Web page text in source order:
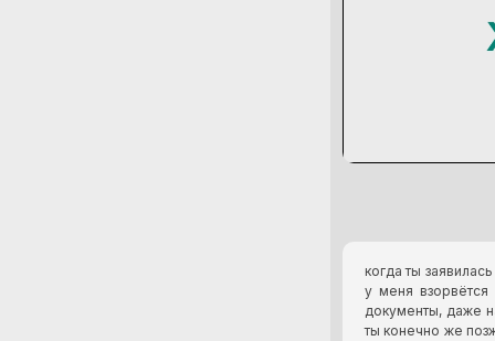
когда ты
у меня
документы, даже
ты конечно же